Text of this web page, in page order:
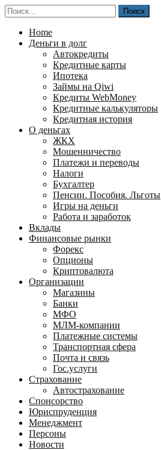
Перейти
к
содержимому
Найти:
Home
Деньги в долг
Автокредиты
Кредитные карты
Ипотека
Займы на Qiwi
Кредиты WebMoney
Кредитные калькуляторы
Кредитная история
О деньгах
ЖКХ
Мошенничество
Платежи и переводы
Налоги
Бухгалтер
Пенсии. Пособия. Льготы
Игры на деньги
Работа и заработок
Вклады
Финансовые рынки
Форекс
Опционы
Криптовалюта
Организации
Магазины
Банки
МФО
МЛМ-компании
Платежные системы
Транспортная сфера
Почта и связь
Гос.услуги
Страхование
Автострахование
Спонсорство
Юриспруденция
Менеджмент
Персоны
Новости